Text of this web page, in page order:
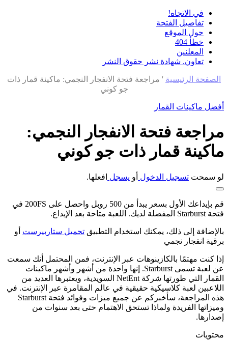
في الاتجاه!
تفاصيل الفتحة
حول الموقع
خطأ 404
المعلنين
تعاون. شهادة نشر حقوق النشر
الصفحة الرئيسية ' مراجعة فتحة الانفجار النجمي: ماكينة قمار ذات
جو كوني
أفضل ماكينات القمار
مراجعة فتحة الانفجار النجمي:
ماكينة قمار ذات جو كوني
لو سمحت تسجيل الدخول أو يسجل افعلها.
قم بإيداعك الأول بسعر يبدأ من 500 روبل واحصل على 200FS في
فتحة Starburst المفضلة لديك. اللعبة متاحة بعد الإيداع.
بالإضافة إلى ذلك، يمكنك استخدام التطبيق تحميل ستاربيرست أو
برقية انفجار نجمي
إذا كنت مهتمًا بالكازينوهات عبر الإنترنت، فمن المحتمل أنك سمعت
عن لعبة تسمى Starburst. إنها واحدة من أشهر وأشهر ماكينات
القمار التي طورتها شركة NetEnt السويدية، ويعتبرها العديد من
اللاعبين لعبة كلاسيكية حقيقية في عالم المقامرة عبر الإنترنت. في
هذه المراجعة، سأخبركم عن جميع ميزات وفوائد فتحة Starburst
وميزاتها الفريدة ولماذا تستحق الاهتمام حتى بعد سنوات من
إصدارها.
محتويات